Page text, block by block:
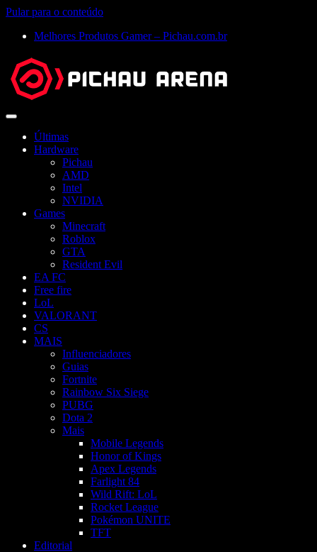
Pular para o conteúdo
Melhores Produtos Gamer – Pichau.com.br
Abrir
Últimas
Hardware
Pichau
AMD
Intel
NVIDIA
Games
Minecraft
Roblox
GTA
Resident Evil
EA FC
Free fire
LoL
VALORANT
CS
MAIS
Influenciadores
Guias
Fortnite
Rainbow Six Siege
PUBG
Dota 2
Mais
Mobile Legends
Honor of Kings
Apex Legends
Farlight 84
Wild Rift: LoL
Rocket League
Pokémon UNITE
TFT
Editorial